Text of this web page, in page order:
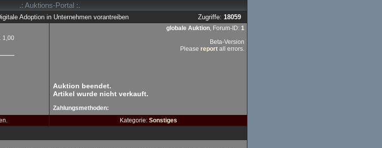
.: Auktions-Portal :.
Adoption in Unternehmen vorantreiben Zugriffe: 18059
1,00
globale Auktion, Forum-ID: 1
Beta-Version
Please report all errors.
Auktion beendet.
Artikel wurde nicht verkauft.
Zahlungsmethoden:
Kategorie: Sonstiges